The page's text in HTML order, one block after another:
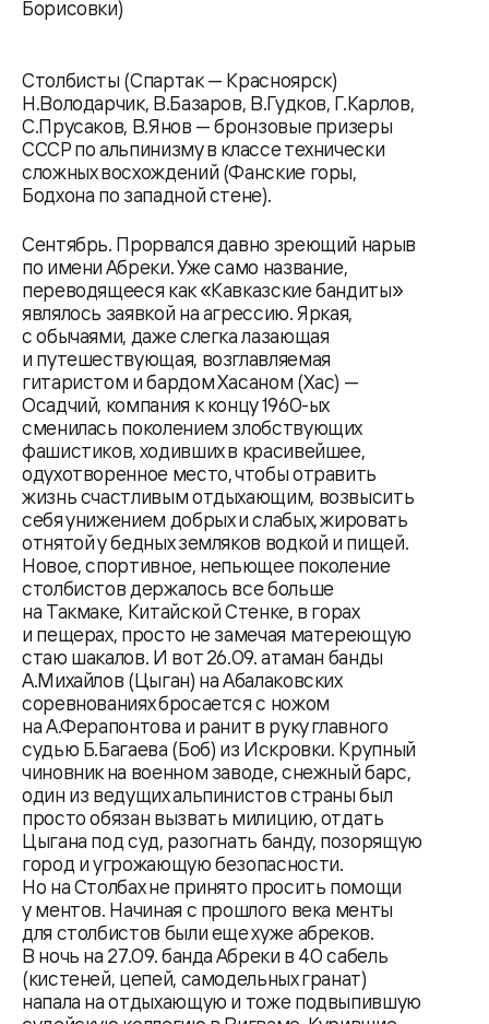
Борисовки)
Столбисты (Спартак — Красноярск)
Н.Володарчик, В.Базаров, В.Гудков, Г.Карлов,
С.Прусаков, В.Янов — бронзовые призеры
СССР по альпинизму в классе технически
сложных восхождений (Фанские горы,
Бодхона по западной стене).
Сентябрь. Прорвался давно зреющий нарыв
по имени Абреки. Уже само название,
переводящееся как «Кавказские бандиты»
являлось заявкой на агрессию. Яркая,
с обычаями, даже слегка лазающая
и путешествующая, возглавляемая
гитаристом и бардом Хасаном (Хас) —
Осадчий, компания к концу 1960-ых
сменилась поколением злобствующих
фашистиков, ходивших в красивейшее,
одухотворенное место, чтобы отравить
жизнь счастливым отдыхающим, возвысить
себя унижением добрых и слабых, жировать
отнятой у бедных земляков водкой и пищей.
Новое, спортивное, непьющее поколение
столбистов держалось все больше
на Такмаке, Китайской Стенке, в горах
и пещерах, просто не замечая матереющую
стаю шакалов. И вот 26.09. атаман банды
А.Михайлов (Цыган) на Абалаковских
соревнованиях бросается с ножом
на А.Ферапонтова и ранит в руку главного
судью Б.Багаева (Боб) из Искровки. Крупный
чиновник на военном заводе, снежный барс,
один из ведущих альпинистов страны был
просто обязан вызвать милицию, отдать
Цыгана под суд, разогнать банду, позорящую
город и угрожающую безопасности.
Но на Столбах не принято просить помощи
у ментов. Начиная с прошлого века менты
для столбистов были еще хуже абреков.
В ночь на 27.09. банда Абреки в 40 сабель
(кистеней, цепей, самодельных гранат)
напала на отдыхающую и тоже подвыпившую